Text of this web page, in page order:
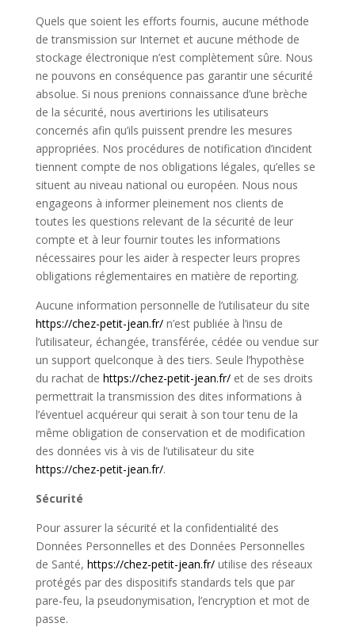
Quels que soient les efforts fournis, aucune méthode
de transmission sur Internet et aucune méthode de
stockage électronique n’est complètement sûre. Nous
ne pouvons en conséquence pas garantir une sécurité
absolue. Si nous prenions connaissance d’une brèche
de la sécurité, nous avertirions les utilisateurs
concernés afin qu’ils puissent prendre les mesures
appropriées. Nos procédures de notification d’incident
tiennent compte de nos obligations légales, qu’elles se
situent au niveau national ou européen. Nous nous
engageons à informer pleinement nos clients de
toutes les questions relevant de la sécurité de leur
compte et à leur fournir toutes les informations
nécessaires pour les aider à respecter leurs propres
obligations réglementaires en matière de reporting.
Aucune information personnelle de l’utilisateur du site
https://chez-petit-jean.fr/n’est publiée à l’insu de
l’utilisateur, échangée, transférée, cédée ou vendue sur
un support quelconque à des tiers. Seule l’hypothèse
du rachat de https://chez-petit-jean.fr/et de ses droits
permettrait la transmission des dites informations à
l’éventuel acquéreur qui serait à son tour tenu de la
même obligation de conservation et de modification
des données vis à vis de l’utilisateur du site
https://chez-petit-jean.fr/.
Sécurité
Pour assurer la sécurité et la confidentialité des
Données Personnelles et des Données Personnelles
de Santé, https://chez-petit-jean.fr/ utilise des réseaux
protégés par des dispositifs standards tels que par
pare-feu, la pseudonymisation, l’encryption et mot de
passe.